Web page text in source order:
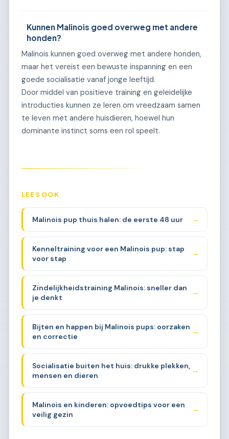
Kunnen Malinois goed overweg met andere
honden?
Malinois kunnen goed overweg met andere honden,
maar het vereist een bewuste inspanning en een
goede socialisatie vanaf jonge leeftijd.
Door middel van positieve training en geleidelijke
introducties kunnen ze leren om vreedzaam samen
te leven met andere huisdieren, hoewel hun
dominante instinct soms een rol speelt.
LEES OOK
Malinois pup thuis halen: de eerste 48 uur →
Kenneltraining voor een Malinois pup: stap
voor stap
→
Zindelijkheidstraining Malinois: sneller dan
je denkt
→
Bijten en happen bij Malinois pups: oorzaken
en correctie
→
Socialisatie buiten het huis: drukke plekken,
mensen en dieren
→
Malinois en kinderen: opvoedtips voor een
veilig gezin
→